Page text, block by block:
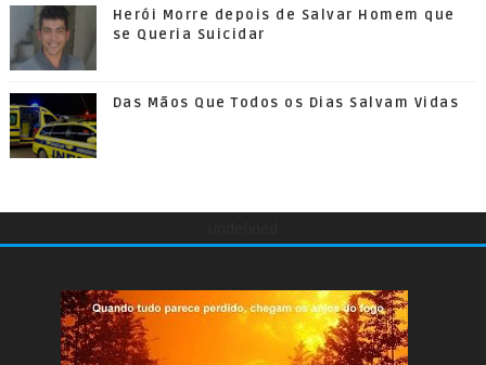
Herói Morre depois de Salvar Homem que
se Queria Suicidar
Das Mãos Que Todos os Dias Salvam Vidas